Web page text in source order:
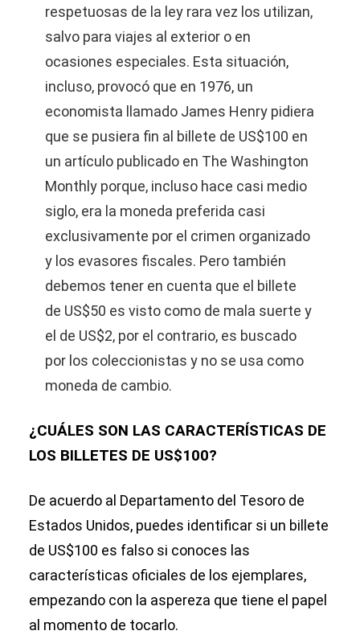
respetuosas de la ley rara vez los utilizan,
salvo para viajes al exterior o en
ocasiones especiales. Esta situación,
incluso, provocó que en 1976, un
economista llamado James Henry pidiera
que se pusiera fin al billete de US$100 en
un artículo publicado en The Washington
Monthly porque, incluso hace casi medio
siglo, era la moneda preferida casi
exclusivamente por el crimen organizado
y los evasores fiscales. Pero también
debemos tener en cuenta que el billete
de US$50 es visto como de mala suerte y
el de US$2, por el contrario, es buscado
por los coleccionistas y no se usa como
moneda de cambio.
¿CUÁLES SON LAS CARACTERÍSTICAS DE
LOS BILLETES DE US$100?
De acuerdo al Departamento del Tesoro de
Estados Unidos, puedes identificar si un billete
de US$100 es falso si conoces las
características oficiales de los ejemplares,
empezando con la aspereza que tiene el papel
al momento de tocarlo.